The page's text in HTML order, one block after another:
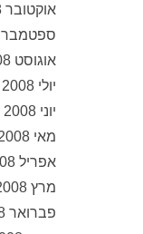
אוקטובר 2008
ספטמבר 2008
אוגוסט 2008
יולי 2008
יוני 2008
מאי 2008
אפריל 2008
מרץ 2008
פברואר 2008